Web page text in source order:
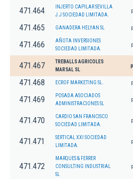
471.464
INJERTO CAPILAR SEVILLA
J.J SOCIEDAD LIMITADA.
471.465 GANADERA HELYAN SL
471.466
AÑOTA INVERSIONES
SOCIEDAD LIMITADA.
471.467
TREBALLS AGRICOLES
MARSAL SL
471.468 ECROF MARKETING SL.
471.469
POSADA ASOCIADOS
ADMINISTRACIONES SL
471.470
CARDIO SAN FRANCISCO
SOCIEDAD LIMITADA.
471.471
SERTICAL XXI SOCIEDAD
LIMITADA.
471.472
MARQUES & FERRER
CONSULTING INDUSTRIAL
SL